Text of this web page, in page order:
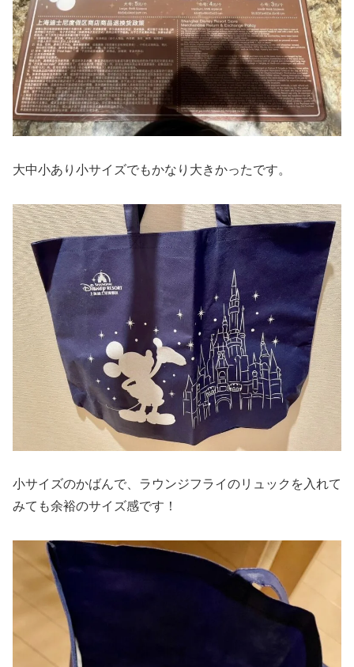
大中小あり小サイズでもかなり大きかったです。
小サイズのかばんで、ラウンジフライのリュックを入れて
みても余裕のサイズ感です！